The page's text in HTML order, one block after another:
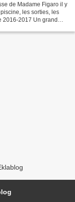
de Madame Figaro il y
les sorties, les
2016-2017 Un grand